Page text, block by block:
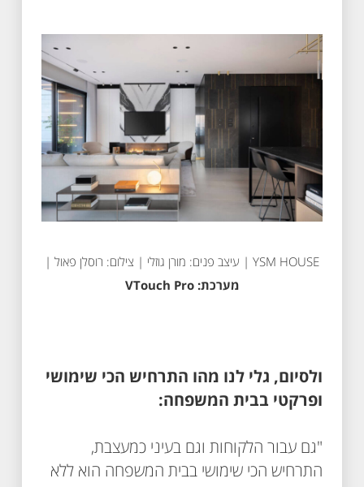
YSM HOUSE | עיצב פנים: מורן גוזלי | צילום: רוסלן פאול |
מערכת: VTouch Pro
ולסיום, גלי לנו מהו התרחיש הכי שימושי
ופרקטי בבית המשפחה:
"גם עבור הלקוחות וגם בעיני כמעצבת,
התרחיש הכי שימושי בבית המשפחה הוא ללא